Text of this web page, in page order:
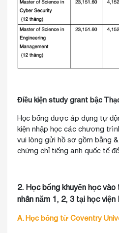
Điều kiện study grant bậc
Học bổng được áp dụng tự
kiện nhập học các chương
vui lòng gửi hồ sơ gồm bằng
chứng chỉ tiếng anh quốc tế
2. Học bổng khuyến học
nhân năm 1, 2, 3 tại học viện
A. Học bổng từ Coventry